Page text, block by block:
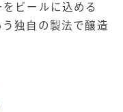
ビールに込める
う独自の製法で醸造